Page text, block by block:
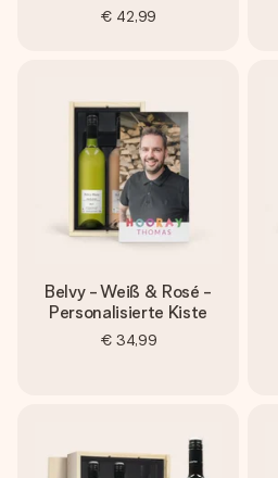
€ 42,99
Belvy - Weiß & Rosé -
Personalisierte Kiste
€ 34,99